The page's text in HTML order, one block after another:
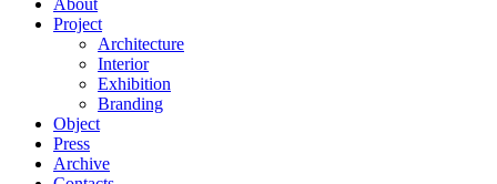
About
Project
Architecture
Interior
Exhibition
Branding
Object
Press
Archive